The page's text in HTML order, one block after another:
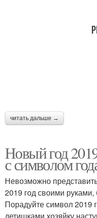
читать дальше →
Новый год
с символом
Невозможно
2019 год своими
Порадуйте символ 2019
детишками хозяйку